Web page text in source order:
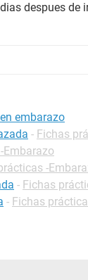
despues de
embarazo
- Fichas
Embarazo
-
- Fichas
- Fichas